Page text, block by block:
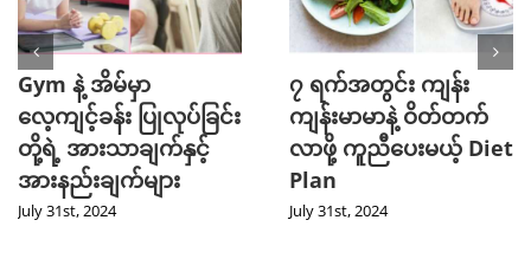
Gym နဲ့ အိမ်မှာ
လေ့ကျင့်ခန်း ပြုလုပ်ခြင်း
တို့ရဲ့ အားသာချက်နှင့်
အားနည်းချက်များ
July 31st, 2024
၇ ရက်အတွင်း ကျန်း
ကျန်းမာမာနဲ့ ဝိတ်တက်
လာဖို့ ကူညီပေးမယ့် Diet
Plan
July 31st, 2024